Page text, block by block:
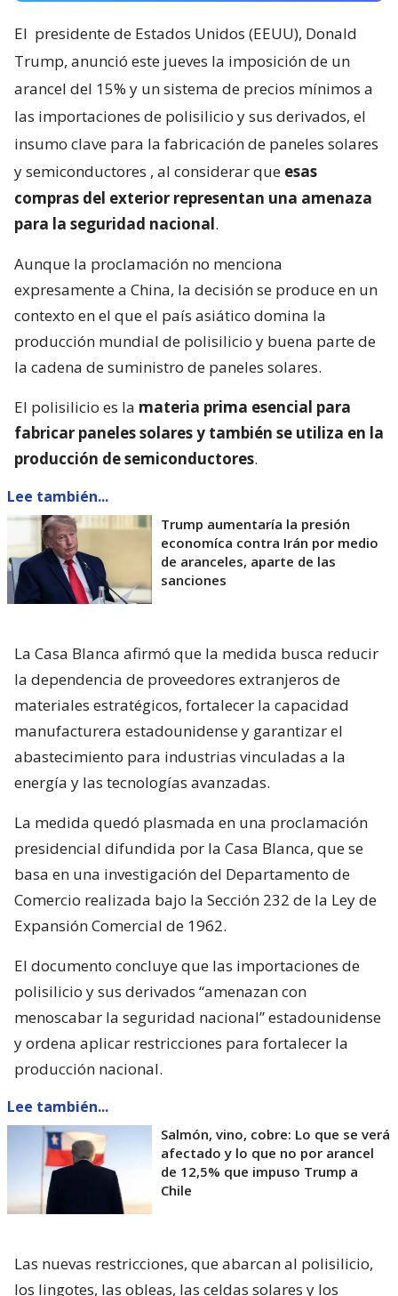
El presidente de Estados Unidos (EEUU), Donald
Trump, anunció este jueves la imposición de un
arancel del 15% y un sistema de precios mínimos a
las importaciones de polisilicio y sus derivados, el
insumo clave para la fabricación de paneles solares
y semiconductores , al considerar que esas
compras del exterior representan una amenaza
para la seguridad nacional.
Aunque la proclamación no menciona
expresamente a China, la decisión se produce en un
contexto en el que el país asiático domina la
producción mundial de polisilicio y buena parte de
la cadena de suministro de paneles solares.
El polisilicio es la materia prima esencial para
fabricar paneles solares y también se utiliza en la
producción de semiconductores.
Lee también...
Trump aumentaría la presión
economíca contra Irán por medio
de aranceles, aparte de las
sanciones
La Casa Blanca afirmó que la medida busca reducir
la dependencia de proveedores extranjeros de
materiales estratégicos, fortalecer la capacidad
manufacturera estadounidense y garantizar el
abastecimiento para industrias vinculadas a la
energía y las tecnologías avanzadas.
La medida quedó plasmada en una proclamación
presidencial difundida por la Casa Blanca, que se
basa en una investigación del Departamento de
Comercio realizada bajo la Sección 232 de la Ley de
Expansión Comercial de 1962.
El documento concluye que las importaciones de
polisilicio y sus derivados “amenazan con
menoscabar la seguridad nacional” estadounidense
y ordena aplicar restricciones para fortalecer la
producción nacional.
Lee también...
Salmón, vino, cobre: Lo que se verá
afectado y lo que no por arancel
de 12,5% que impuso Trump a
Chile
Las nuevas restricciones, que abarcan al polisilicio,
los lingotes, las obleas, las celdas solares y los